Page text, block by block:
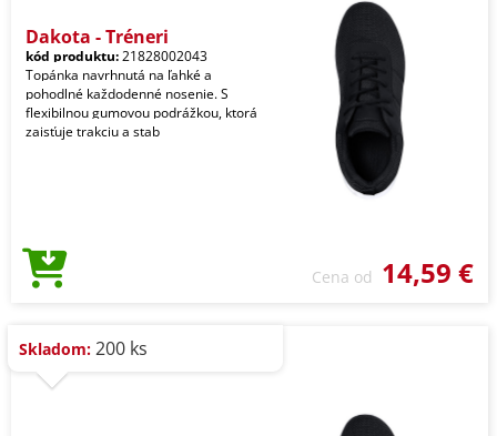
Dakota - Tréneri
kód produktu:21828002043
Topánka navrhnutá na ľahké a
pohodlné každodenné nosenie. S
flexibilnou gumovou podrážkou, ktorá
zaisťuje trakciu a stab
Cena od 14,59 €
Skladom: 200 ks